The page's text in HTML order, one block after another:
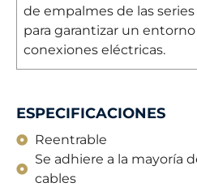
de empalmes de las series
para garantizar un
conexiones eléctricas.
ESPECIFICACIONES
Reentrable
Se adhiere a la mayoría
cables